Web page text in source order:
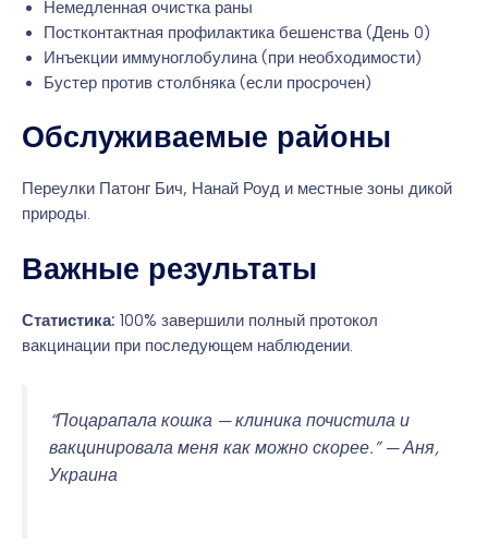
Немедленная очистка раны
Постконтактная профилактика бешенства (День 0)
Инъекции иммуноглобулина (при необходимости)
Бустер против столбняка (если просрочен)
Обслуживаемые районы
Переулки Патонг Бич, Нанай Роуд и местные зоны дикой
природы.
Важные результаты
Статистика: 100% завершили полный протокол
вакцинации при последующем наблюдении.
“Поцарапала кошка — клиника почистила и
вакцинировала меня как можно скорее.” — Аня,
Украина